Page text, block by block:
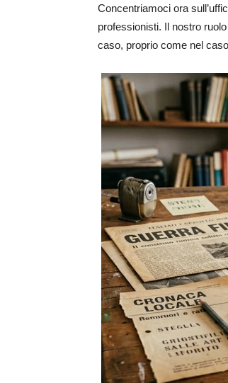
Concentriamoci ora
professionisti. Il nostro
caso, proprio come nel